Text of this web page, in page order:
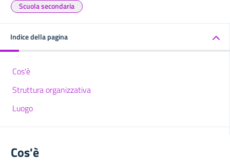
Scuola secondaria
Indice della pagina
Cos'è
Struttura organizzativa
Luogo
Cos'è